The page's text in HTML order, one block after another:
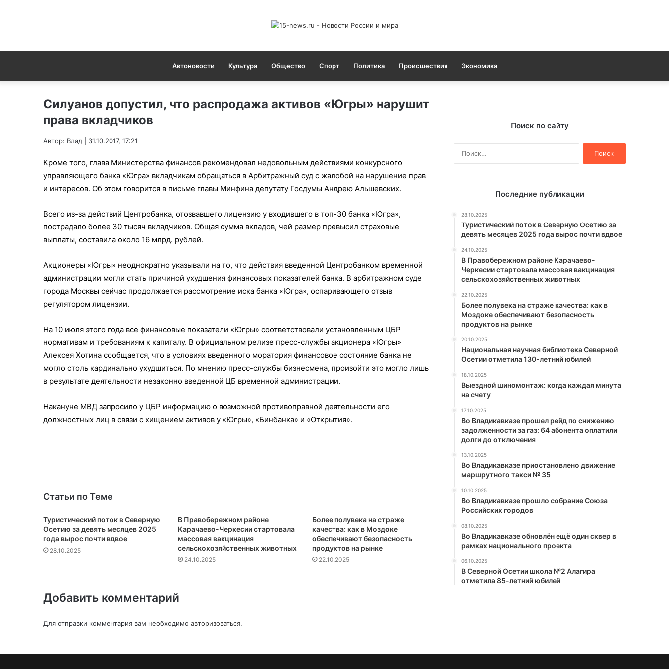
Автоновости Культура Общество Спорт Политика Происшествия Экономика
Силуанов допустил, что распродажа активов «Югры» нарушит
права вкладчиков
Автор: Влад | 31.10.2017, 17:21
Кроме того, глава Министерства финансов рекомендовал недовольным действиями конкурсного
управляющего банка «Югра» вкладчикам обращаться в Арбитражный суд с жалобой на нарушение прав
и интересов. Об этом говорится в письме главы Минфина депутату Госдумы Андрею Альшевских.
Всего из-за действий Центробанка, отозвавшего лицензию у входившего в топ-30 банка «Югра»,
пострадало более 30 тысяч вкладчиков. Общая сумма вкладов, чей размер превысил страховые
выплаты, составила около 16 млрд. рублей.
Акционеры «Югры» неоднократно указывали на то, что действия введенной Центробанком временной
администрации могли стать причиной ухудшения финансовых показателей банка. В арбитражном суде
города Москвы сейчас продолжается рассмотрение иска банка «Югра», оспаривающего отзыв
регулятором лицензии.
На 10 июля этого года все финансовые показатели «Югры» соответствовали установленным ЦБР
нормативам и требованиям к капиталу. В официальном релизе пресс-службы акционера «Югры»
Алексея Хотина сообщается, что в условиях введенного моратория финансовое состояние банка не
могло столь кардинально ухудшиться. По мнению пресс-службы бизнесмена, произойти это могло лишь
в результате деятельности незаконно введенной ЦБ временной администрации.
Накануне МВД запросило у ЦБР информацию о возможной противоправной деятельности его
должностных лиц в связи с хищением активов у «Югры», «Бинбанка» и «Открытия».
Статьи по Теме
Туристический поток в Северную
Осетию за девять месяцев 2025
года вырос почти вдвое
28.10.2025
В Правобережном районе
Карачаево-Черкесии стартовала
массовая вакцинация
сельскохозяйственных животных
24.10.2025
Более полувека на страже
качества: как в Моздоке
обеспечивают безопасность
продуктов на рынке
22.10.2025
Добавить комментарий
Для отправки комментария вам необходимо авторизоваться.
Поиск по сайту
Последние публикации
28.10.2025
Туристический поток в Северную Осетию за
девять месяцев 2025 года вырос почти вдвое
24.10.2025
В Правобережном районе Карачаево-
Черкесии стартовала массовая вакцинация
сельскохозяйственных животных
22.10.2025
Более полувека на страже качества: как в
Моздоке обеспечивают безопасность
продуктов на рынке
20.10.2025
Национальная научная библиотека Северной
Осетии отметила 130-летний юбилей
18.10.2025
Выездной шиномонтаж: когда каждая минута
на счету
17.10.2025
Во Владикавказе прошел рейд по снижению
задолженности за газ: 64 абонента оплатили
долги до отключения
13.10.2025
Во Владикавказе приостановлено движение
маршрутного такси № 35
10.10.2025
Во Владикавказе прошло собрание Союза
Российских городов
08.10.2025
Во Владикавказе обновлён ещё один сквер в
рамках национального проекта
06.10.2025
В Северной Осетии школа №2 Алагира
отметила 85-летний юбилей